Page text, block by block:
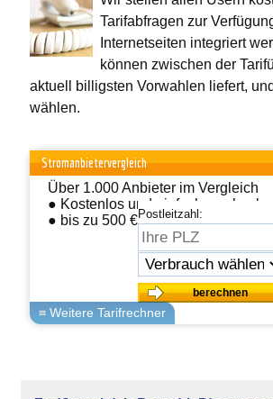
Tarifabfragen zur
Internetseiten integriert
können zwischen der
aktuell billigsten Vorwahlen liefert,
wählen.
Stromanbietervergleich
Über 1.000 Anbieter im Vergleich
● Kostenlos und einfach wechseln
● bis zu 500 € sparen
Postleitzahl: